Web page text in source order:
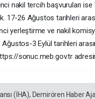
nakil tercih başvuruları
17-26 Ağustos tarihleri
yerleştirme ve nakil
Ağustos-3 Eylül tarihleri
sonuc.meb.gov.tr
(İHA), Demirören Haber